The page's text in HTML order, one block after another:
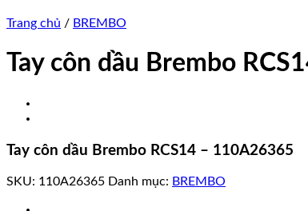
Trang chủ / BREMBO
Tay côn dầu Brembo
Tay côn dầu Brembo RCS14 – 110A26365
SKU: 110A26365 Danh mục: BREMBO